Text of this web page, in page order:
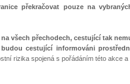
překračovat pouze na
všech přechodech, cestující tak
cestující informováni
rizika spojená s pořádáním této akce